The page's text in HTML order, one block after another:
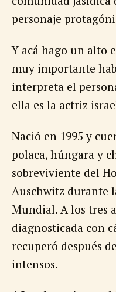
personaje
Y acá hago un alto
muy importante
interpreta el
ella es la actriz
Nació en 1995 y
polaca, húngara y
sobreviviente del
Auschwitz durante
Mundial. A los tres
diagnosticada con
recuperó después
intensos.